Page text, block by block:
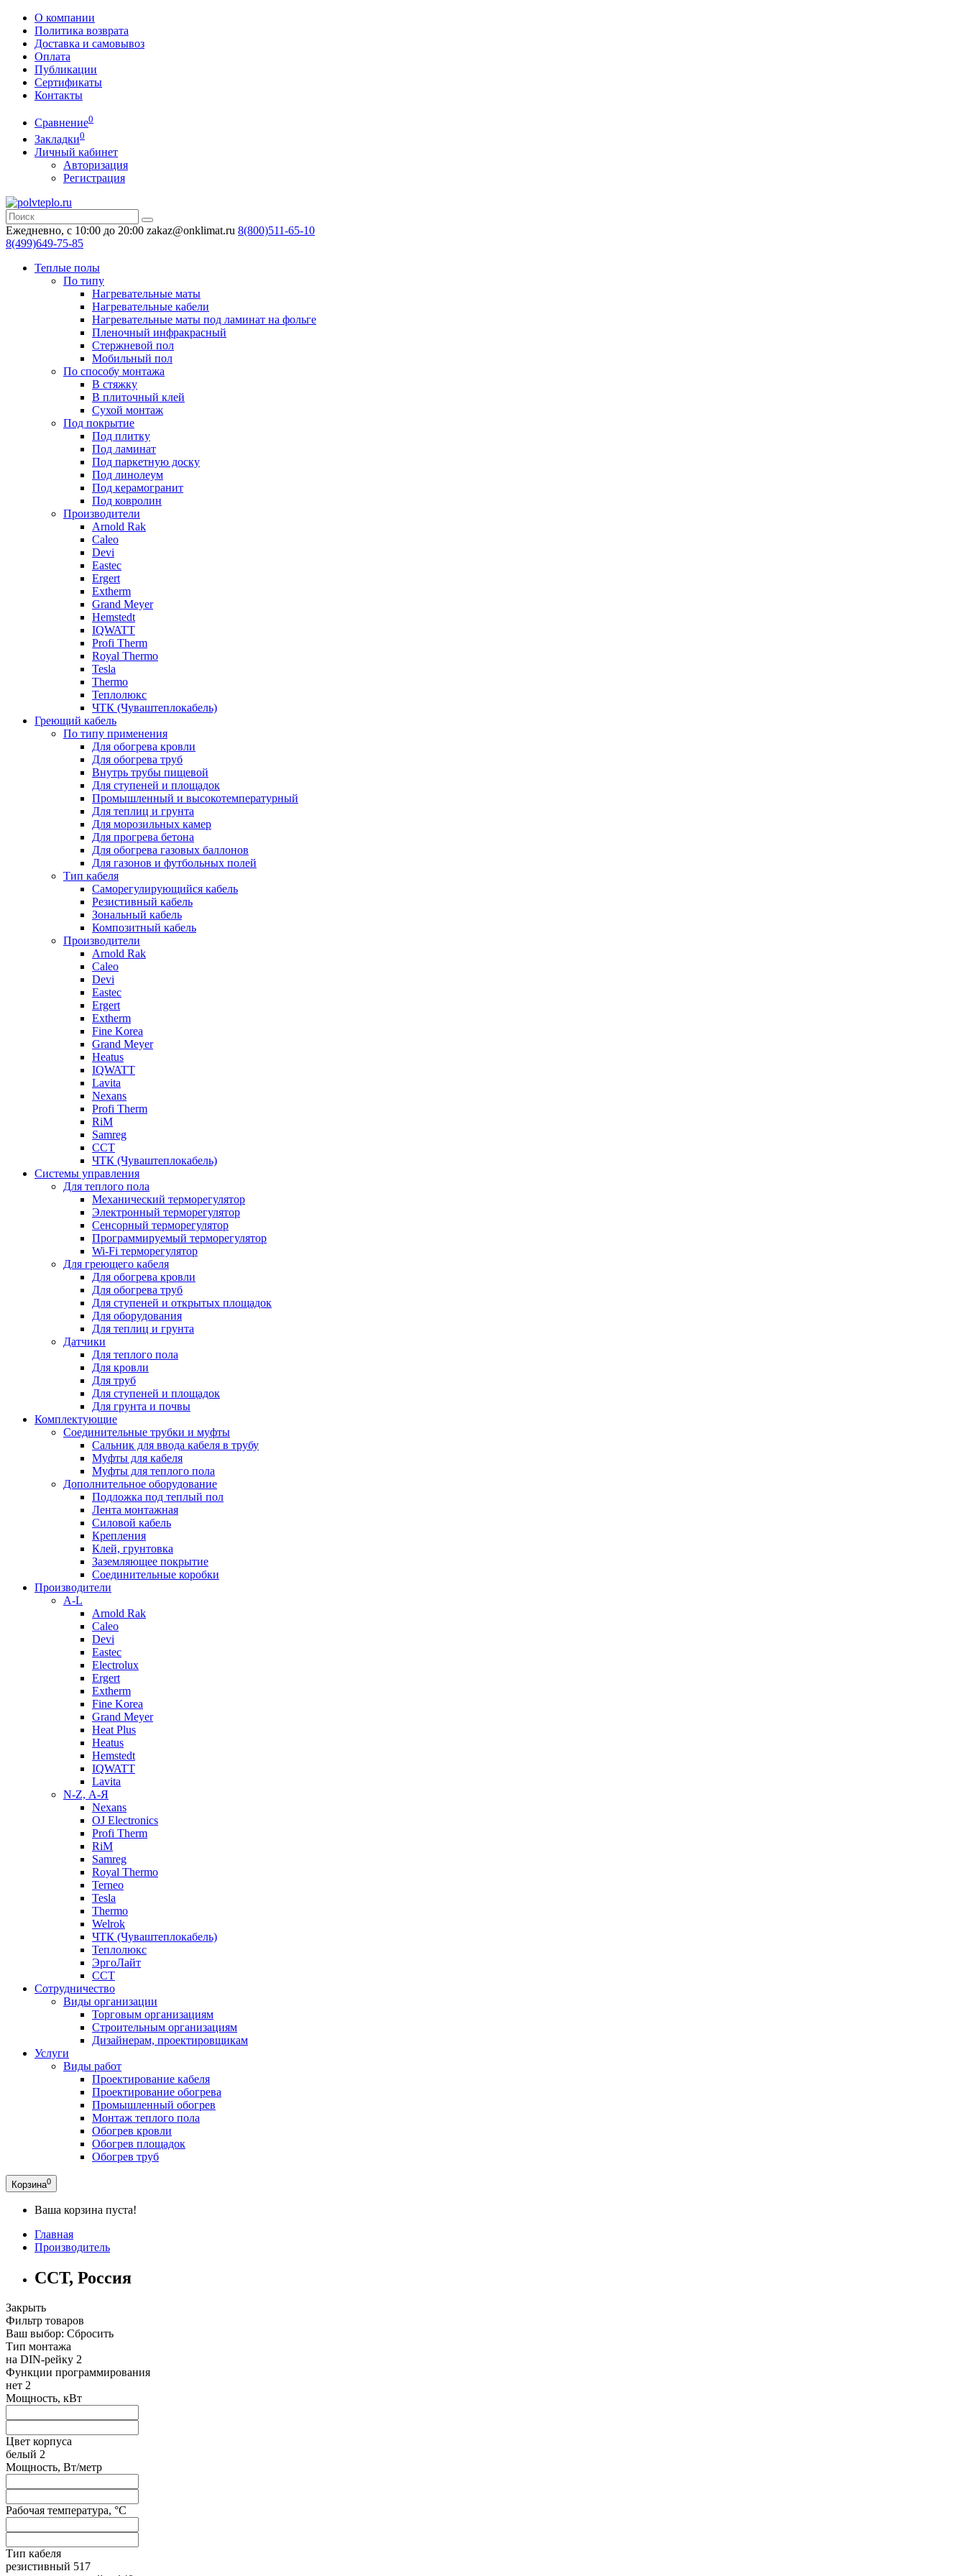
О компании
Политика возврата
Доставка и самовывоз
Оплата
Публикации
Сертификаты
Контакты
Сравнение0
Закладки0
Личный кабинет
Авторизация
Регистрация
Ежедневно, с 10:00 до 20:00 zakaz@onklimat.ru 8(800)511-65-10
8(499)649-75-85
Теплые полы
По типу
Нагревательные маты
Нагревательные кабели
Нагревательные маты под ламинат на фольге
Пленочный инфракрасный
Стержневой пол
Мобильный пол
По способу монтажа
В стяжку
В плиточный клей
Сухой монтаж
Под покрытие
Под плитку
Под ламинат
Под паркетную доску
Под линолеум
Под керамогранит
Под ковролин
Производители
Arnold Rak
Caleo
Devi
Eastec
Ergert
Extherm
Grand Meyer
Hemstedt
IQWATT
Profi Therm
Royal Thermo
Tesla
Thermo
Теплолюкс
ЧТК (Чуваштеплокабель)
Греющий кабель
По типу применения
Для обогрева кровли
Для обогрева труб
Внутрь трубы пищевой
Для ступеней и площадок
Промышленный и высокотемпературный
Для теплиц и грунта
Для морозильных камер
Для прогрева бетона
Для обогрева газовых баллонов
Для газонов и футбольных полей
Тип кабеля
Саморегулирующийся кабель
Резистивный кабель
Зональный кабель
Композитный кабель
Производители
Arnold Rak
Caleo
Devi
Eastec
Ergert
Extherm
Fine Korea
Grand Meyer
Heatus
IQWATT
Lavita
Nexans
Profi Therm
RiM
Samreg
ССТ
ЧТК (Чуваштеплокабель)
Системы управления
Для теплого пола
Механический терморегулятор
Электронный терморегулятор
Сенсорный терморегулятор
Программируемый терморегулятор
Wi-Fi терморегулятор
Для греющего кабеля
Для обогрева кровли
Для обогрева труб
Для ступеней и открытых площадок
Для оборудования
Для теплиц и грунта
Датчики
Для теплого пола
Для кровли
Для труб
Для ступеней и площадок
Для грунта и почвы
Комплектующие
Соединительные трубки и муфты
Сальник для ввода кабеля в трубу
Муфты для кабеля
Муфты для теплого пола
Дополнительное оборудование
Подложка под теплый пол
Лента монтажная
Силовой кабель
Крепления
Клей, грунтовка
Заземляющее покрытие
Соединительные коробки
Производители
A-L
Arnold Rak
Caleo
Devi
Eastec
Electrolux
Ergert
Extherm
Fine Korea
Grand Meyer
Heat Plus
Heatus
Hemstedt
IQWATT
Lavita
N-Z, А-Я
Nexans
OJ Electronics
Profi Therm
RiM
Samreg
Royal Thermo
Terneo
Tesla
Thermo
Welrok
ЧТК (Чуваштеплокабель)
Теплолюкс
ЭргоЛайт
ССТ
Сотрудничество
Виды организации
Торговым организациям
Строительным организациям
Дизайнерам, проектировщикам
Услуги
Виды работ
Проектирование кабеля
Проектирование обогрева
Промышленный обогрев
Монтаж теплого пола
Обогрев кровли
Обогрев площадок
Обогрев труб
Корзина0
Ваша корзина пуста!
Главная
Производитель
ССТ, Россия
Закрыть
Фильтр товаров
Ваш выбор: Сбросить
Тип монтажа
на DIN-рейку 2
Функции программирования
нет 2
Мощность, кВт
Цвет корпуса
белый 2
Мощность, Вт/метр
Рабочая температура, °C
Тип кабеля
резистивный 517